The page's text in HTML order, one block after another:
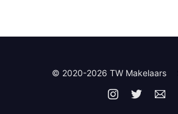
© 2020-2026 TW Makelaars